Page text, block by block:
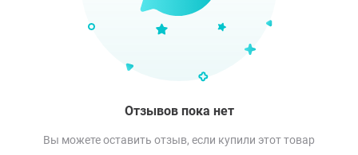
Отзывов пока нет
Вы можете оставить отзыв, если купили этот товар